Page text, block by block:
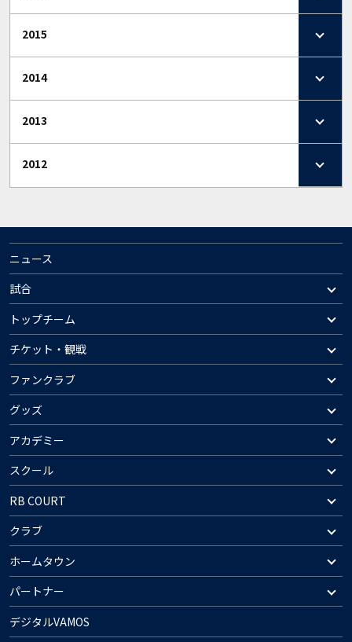
2015
2014
2013
2012
ニュース
試合
トップチーム
チケット・観戦
ファンクラブ
グッズ
アカデミー
スクール
RB COURT
クラブ
ホームタウン
パートナー
デジタルVAMOS